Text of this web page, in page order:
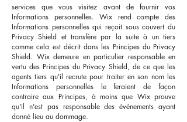
services que vous visitez avant de fournir vos
Informations personnelles. Wix rend compte des
Informations personnelles qui reçoit sous couvert du
Privacy Shield et transfère par la suite à un tiers
comme cela est décrit dans les Principes du Privacy
Shield. Wix demeure en particulier responsable en
vertu des Principes du Privacy Shield, de ce que les
agents tiers qu'il recrute pour traiter en son nom les
Informations personnelles le feraient de façon
contraire aux Principes, à moins que Wix prouve
qu'il n'est pas responsable des événements ayant
donné lieu au dommage.